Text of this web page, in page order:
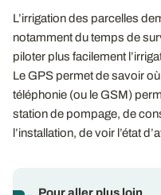
L’irrigation des parcelles
notamment du temps de
piloter plus facilement
Le GPS permet de savoir
téléphonie (ou le GSM)
station de pompage, de
l’installation, de voir l’état